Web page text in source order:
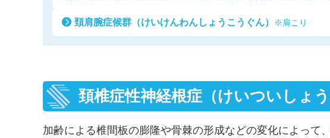
自由診
骨粗し
頚肩腕症候群 （けいけんわんしょうこうぐん） ※肩こり
頚椎症性神経根症（けいついしょ
加齢による椎間板の膨隆や骨棘の形成などの変化によって